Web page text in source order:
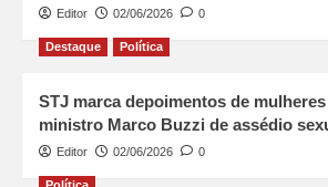
Editor 02/06/2026 0
Destaque Política
STJ marca depoimentos de
ministro Marco Buzzi de assédio
Editor 02/06/2026 0